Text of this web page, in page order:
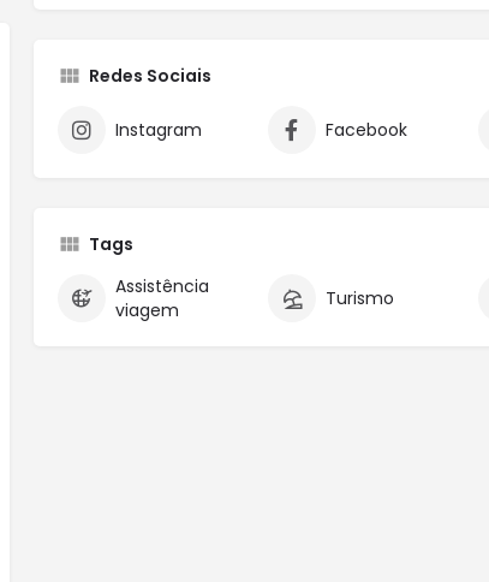
Redes Sociais
Instagram Facebook
Tags
Assistência
viagem
Turismo